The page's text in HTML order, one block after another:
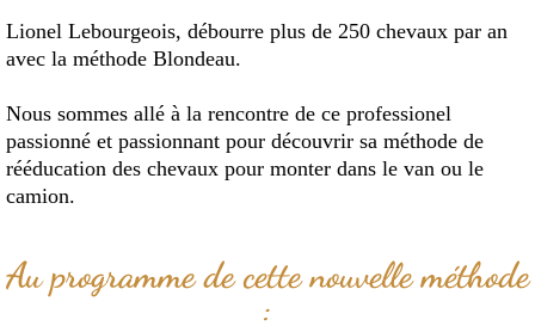
Lionel Lebourgeois, débourre plus de 250 chevaux par an
avec la méthode Blondeau.
Nous sommes allé à la rencontre de ce professionel
passionné et passionnant pour découvrir sa méthode de
rééducation des chevaux pour monter dans le van ou le
camion.
Au programme de cette nouvelle méthode
: